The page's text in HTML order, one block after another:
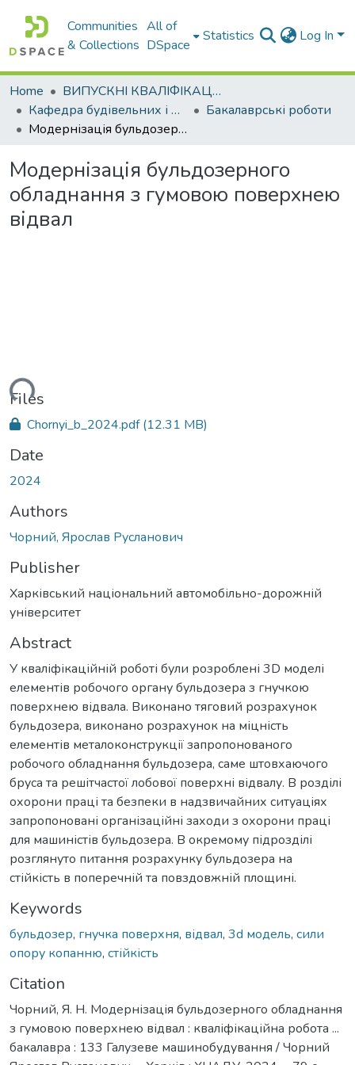
Communities
& Collections
All of
DSpace
Statistics Log In
Home
ВИПУСКНІ КВАЛІФІКАЦІЙНІ РОБОТИ
Кафедра будівельних і дорожніх машин
Бакалаврські роботи
Модернізація бульдозерного обладнання з гумовою поверхнею відвал
Модернізація бульдозерного
обладнання з гумовою поверхнею
відвал
Files
Chornyi_b_2024.pdf(12.31 MB)
Date
2024
Authors
Чорний, Ярослав Русланович
Publisher
Харківський національний автомобільно-дорожній
університет
Abstract
У кваліфікаційній роботі були розроблені 3D моделі
елементів робочого органу бульдозера з гнучкою
поверхнею відвала. Виконано тяговий розрахунок
бульдозера, виконано розрахунок на міцність
елементів металоконструкції запропонованого
робочого обладнання бульдозера, саме штовхаючого
бруса та решітчастої лобової поверхні відвалу. В розділі
охорони праці та безпеки в надзвичайних ситуаціях
запропоновані організаційні заходи з охорони праці
для машиністів бульдозера. В окремому підрозділі
розглянуто питання розрахунку бульдозера на
стійкість в поперечній та повздовжній площині.
Keywords
бульдозер, гнучка поверхня, відвал, 3d модель, сили
опору копанню, стійкість
Citation
Чорний, Я. H. Модернізація бульдозерного обладнання
з гумовою поверхнею відвал : кваліфікаційна робота ...
бакалавра : 133 Галузеве машинобудування / Чорний